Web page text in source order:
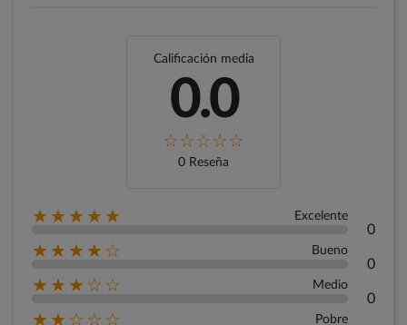
Calificación media
0.0
0 Reseña
★★★★★ Excelente
0
★★★★☆ Bueno
0
★★★☆☆ Medio
0
★★☆☆☆ Pobre